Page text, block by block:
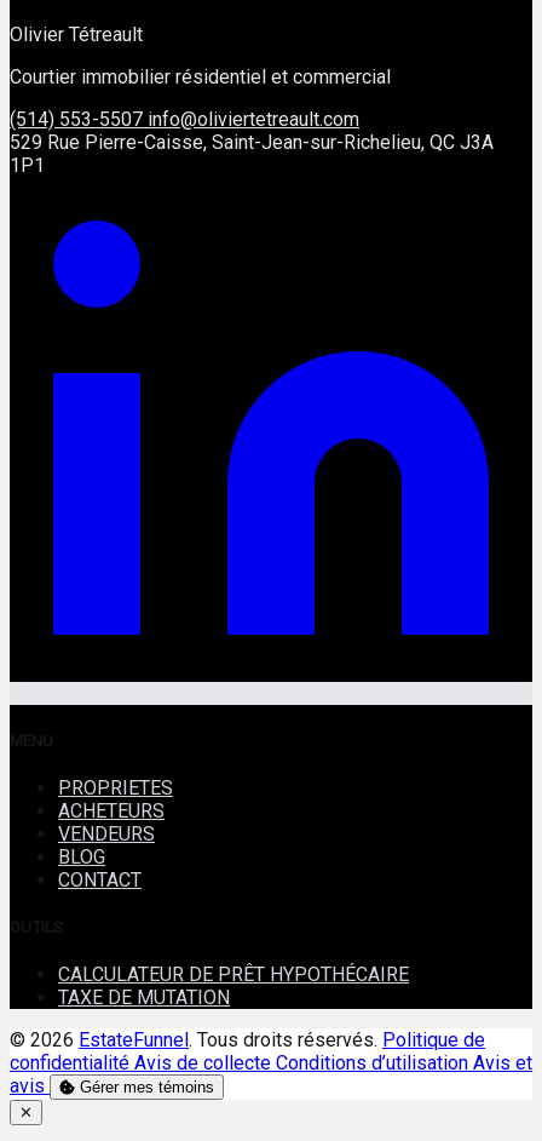
Olivier Tétreault
Courtier immobilier résidentiel et commercial
(514) 553-5507 info@oliviertetreault.com
529 Rue Pierre-Caisse, Saint-Jean-sur-Richelieu, QC J3A
1P1
PROPRIETES
ACHETEURS
VENDEURS
BLOG
CONTACT
CALCULATEUR DE PRÊT HYPOTHÉCAIRE
TAXE DE MUTATION
© 2026 EstateFunnel . Tous droits réservés. Politique de
confidentialité Avis de collecte Conditions d’utilisation Avis et
avis
Gérer mes témoins
Close
✕